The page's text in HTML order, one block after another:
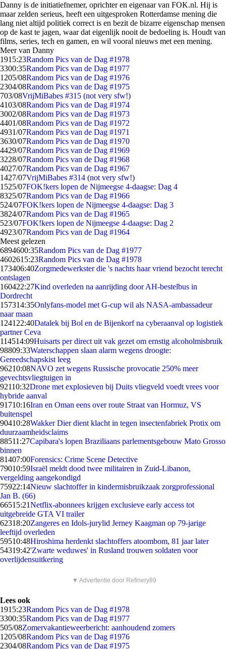
Danny is de initiatiefnemer, oprichter en eigenaar van FOK.nl. Hij is
maar zelden serieus, heeft een uitgesproken Rotterdamse mening die
lang niet altijd politiek correct is en bezit de bizarre eigenschap mensen
op de kast te jagen, waar dat eigenlijk nooit de bedoeling is. Houdt van
films, series, tech en gamen, en wil vooral nieuws met een mening.
Meer van Danny
1915:23Random Pics van de Dag #1978
3300:35Random Pics van de Dag #1977
1205/08Random Pics van de Dag #1976
2304/08Random Pics van de Dag #1975
703/08VrijMiBabes #315 (not very sfw!)
4103/08Random Pics van de Dag #1974
3002/08Random Pics van de Dag #1973
4401/08Random Pics van de Dag #1972
4931/07Random Pics van de Dag #1971
3630/07Random Pics van de Dag #1970
4429/07Random Pics van de Dag #1969
3228/07Random Pics van de Dag #1968
4027/07Random Pics van de Dag #1967
1427/07VrijMiBabes #314 (not very sfw!)
1525/07FOK!kers lopen de Nijmeegse 4-daagse: Dag 4
8325/07Random Pics van de Dag #1966
524/07FOK!kers lopen de Nijmeegse 4-daagse: Dag 3
3824/07Random Pics van de Dag #1965
523/07FOK!kers lopen de Nijmeegse 4-daagse: Dag 2
4923/07Random Pics van de Dag #1964
Meest gelezen
6894600:35Random Pics van de Dag #1977
4602615:23Random Pics van de Dag #1978
173406:40Zorgmedewerkster die 's nachts haar vriend bezocht terecht
ontslagen
160422:27Kind overleden na aanrijding door AH-bestelbus in
Dordrecht
157314:35Onlyfans-model met G-cup wil als NASA-ambassadeur
naar maan
1241 22:40Datalek bij Bol en de Bijenkorf na cyberaanval op logistiek
partner Ceva
114514:09Huisarts per direct uit vak gezet om ernstig alcoholmisbruik
98809:33Waterschappen slaan alarm wegens droogte:
Gereedschapskist leeg
96210:08NAVO zet wegens Russische provocatie 250% meer
gevechtsvliegtuigen in
92110:32Drone met explosieven bij Duits vliegveld voedt vrees voor
hybride aanval
91710:16Iran en Oman eens over route Straat van Hormuz, VS
buitenspel
90410:28Wakker Dier dient klacht in tegen insectenfabriek Protix om
duurzaamheidsclaims
88511:27Capibara's lopen Braziliaans parlementsgebouw Mato Grosso
binnen
81407:00Forensics: Crime Scene Detective
79010:59Israël meldt dood twee militairen in Zuid-Libanon,
vergelding aangekondigd
75922:14Nieuw slachtoffer in kindermisbruikzaak zorgprofessional
Jan B. (66)
66515:21Netflix-abonnees krijgen exclusieve early access tot
uitgebreide GTA VI trailer
62318:20Zangeres en Idols-jurylid Jerney Kaagman op 79-jarige
leeftijd overleden
59510:48Hiroshima herdenkt slachtoffers atoombom, 81 jaar later
54319:42'Zwarte weduwes' in Rusland trouwen soldaten voor
overlijdensuitkering
▼ Advertentie door Refinery89
Lees ook
1915:23Random Pics van de Dag #1978
3300:35Random Pics van de Dag #1977
505/08Zomervakantieweerbericht: aanhoudend zomers
1205/08Random Pics van de Dag #1976
2304/08Random Pics van de Dag #1975